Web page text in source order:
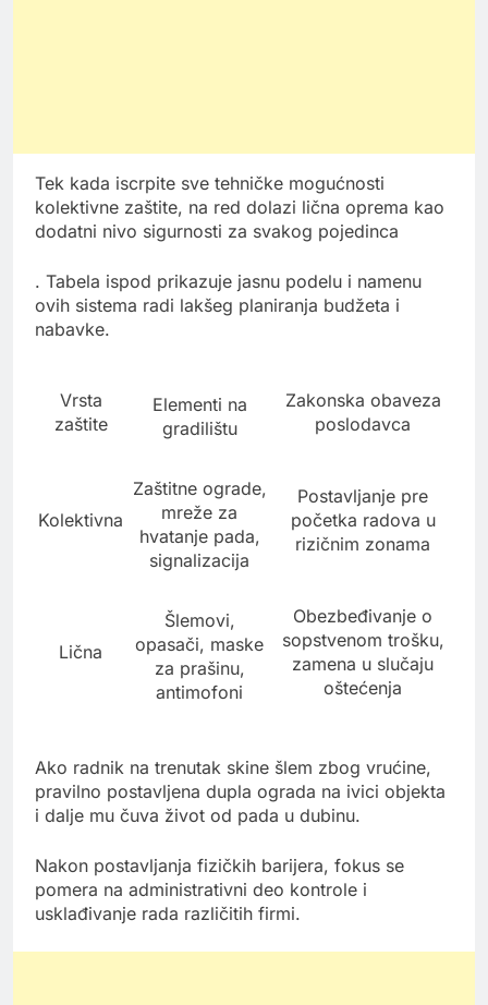
Tek kada iscrpite sve tehničke mogućnosti
kolektivne zaštite, na red dolazi lična oprema kao
dodatni nivo sigurnosti za svakog pojedinca
. Tabela ispod prikazuje jasnu podelu i namenu
ovih sistema radi lakšeg planiranja budžeta i
nabavke.
Vrsta
zaštite
Elementi na
gradilištu
Zakonska obaveza
poslodavca
Kolektivna
Zaštitne ograde,
mreže za
hvatanje pada,
signalizacija
Postavljanje pre
početka radova u
rizičnim zonama
Lična
Šlemovi,
opasači, maske
za prašinu,
antimofoni
Obezbeđivanje o
sopstvenom trošku,
zamena u slučaju
oštećenja
Ako radnik na trenutak skine šlem zbog vrućine,
pravilno postavljena dupla ograda na ivici objekta
i dalje mu čuva život od pada u dubinu.
Nakon postavljanja fizičkih barijera, fokus se
pomera na administrativni deo kontrole i
usklađivanje rada različitih firmi.